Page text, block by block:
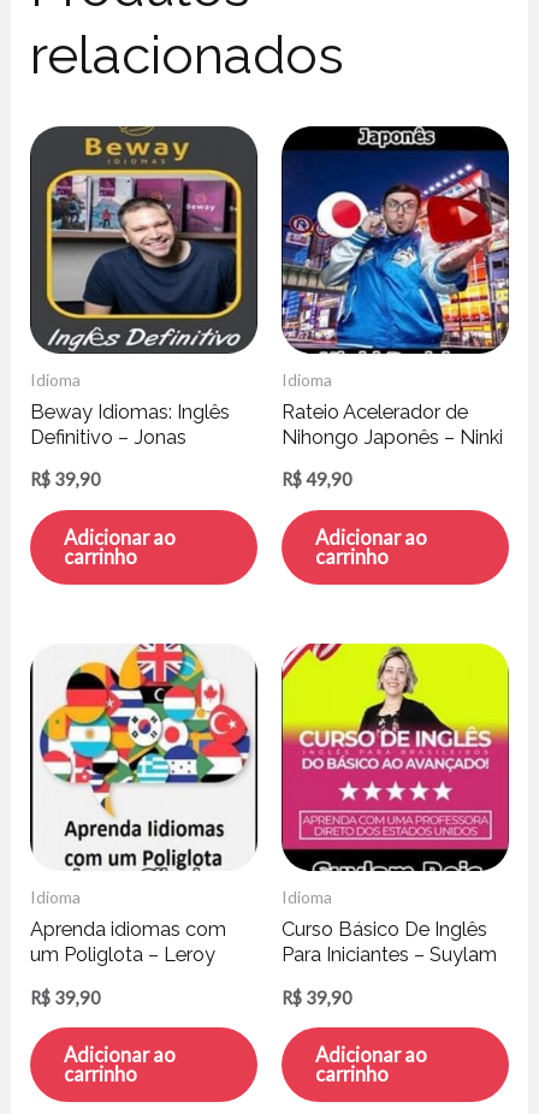
relacionados
Idioma
Beway Idiomas: Inglês
Definitivo – Jonas
R$ 39,90
Adicionar ao
carrinho
Idioma
Rateio Acelerador de
Nihongo Japonês – Ninki
R$49,90
Adicionar ao
carrinho
Idioma
Aprenda idiomas com
um Poliglota – Leroy
R$ 39,90
Adicionar ao
carrinho
Idioma
Curso Básico De Inglês
Para Iniciantes – Suylam
R$ 39,90
Adicionar ao
carrinho